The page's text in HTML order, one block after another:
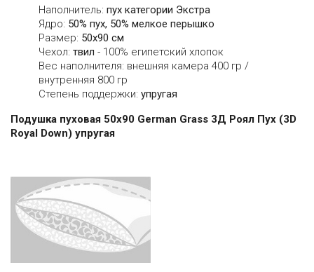
Наполнитель: пух категории Экстра
Ядро: 50% пух, 50% мелкое перышко
Размер: 50х90 см
Чехол: твил - 100% египетский хлопок
Вес наполнителя: внешняя камера 400 гр /
внутренняя 800 гр
Степень поддержки: упругая
Подушка пуховая 50х90 German Grass 3Д Роял Пух (3D
Royal Down) упругая